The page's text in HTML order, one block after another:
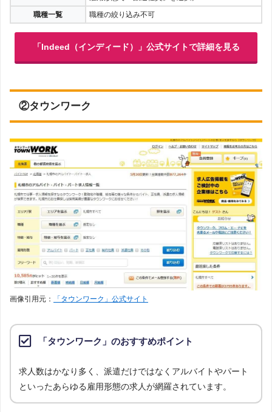
職種一覧
職種の絞り込み不可
「Indeed（インディード）」公式サイトで詳細を見る
②タウンワーク
画像引用元： 「タウンワーク」公式サイト
「タウンワーク」のおすすめポイント
求人数はかなり多く、派遣だけではなくアルバイトやパート
といったあらゆる雇用形態の求人が網羅されています。